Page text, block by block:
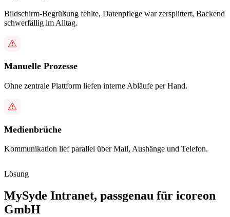
Bildschirm-Begrüßung fehlte, Datenpflege war zersplittert, Backend
schwerfällig im Alltag.
Manuelle Prozesse
Ohne zentrale Plattform liefen interne Abläufe per Hand.
Medienbrüche
Kommunikation lief parallel über Mail, Aushänge und Telefon.
Lösung
MySyde Intranet, passgenau für icoreon
GmbH